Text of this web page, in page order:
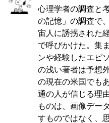
心理学者の調査と
の記憶」の調査で
宙人に誘拐された
で呼びかけた。集
ンや経験したエピ
の浅い著者は予想
の現在の米国でも
通の人が信じる理
ものは、画像デー
すものではなく、